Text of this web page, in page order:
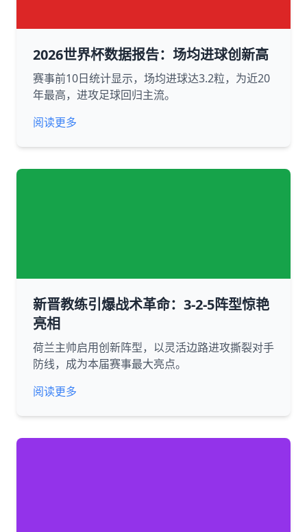
2026世界杯数据报告：场均进球创新高
赛事前10日统计显示，场均进球达3.2粒，为近20
年最高，进攻足球回归主流。
阅读更多
新晋教练引爆战术革命：3-2-5阵型惊艳
亮相
荷兰主帅启用创新阵型，以灵活边路进攻撕裂对手
防线，成为本届赛事最大亮点。
阅读更多